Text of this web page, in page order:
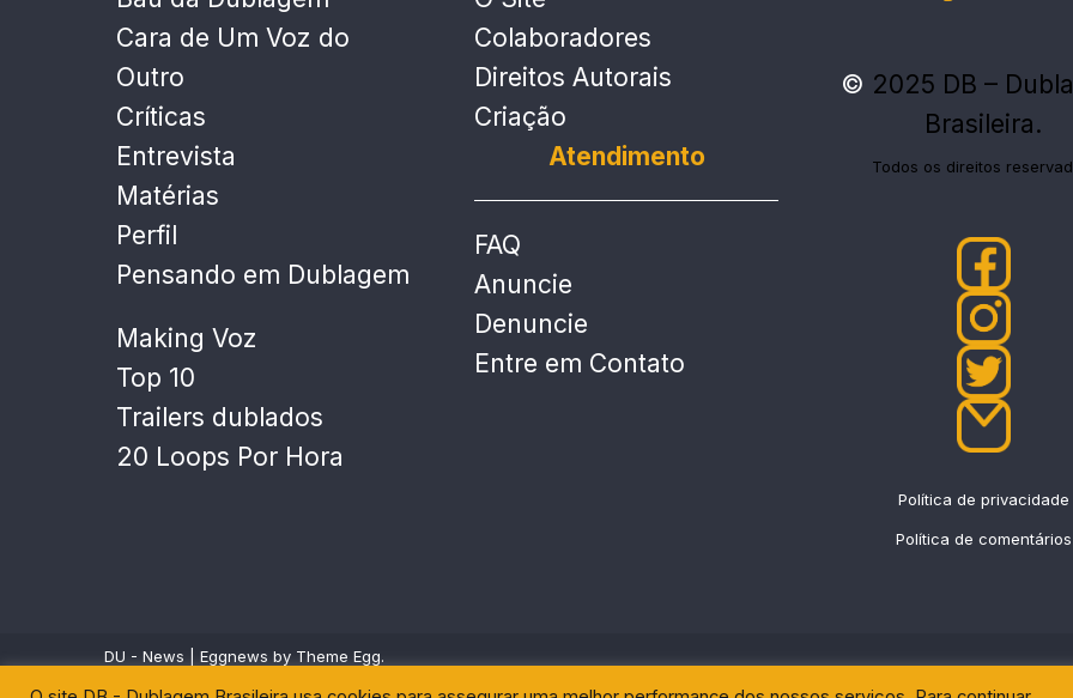
Cara de Um Voz do
Outro
Críticas
Entrevista
Matérias
Perfil
Pensando em Dublagem
Making Voz
Top 10
Trailers dublados
20 Loops Por Hora
Colaboradores
Direitos Autorais
Criação
Atendimento
FAQ
Anuncie
Denuncie
Entre em Contato
© 2025 DB –
Brasileira.
Todos os direitos
Política de privacidade
Política de comentários
DU - News Eggnews by Theme Egg.